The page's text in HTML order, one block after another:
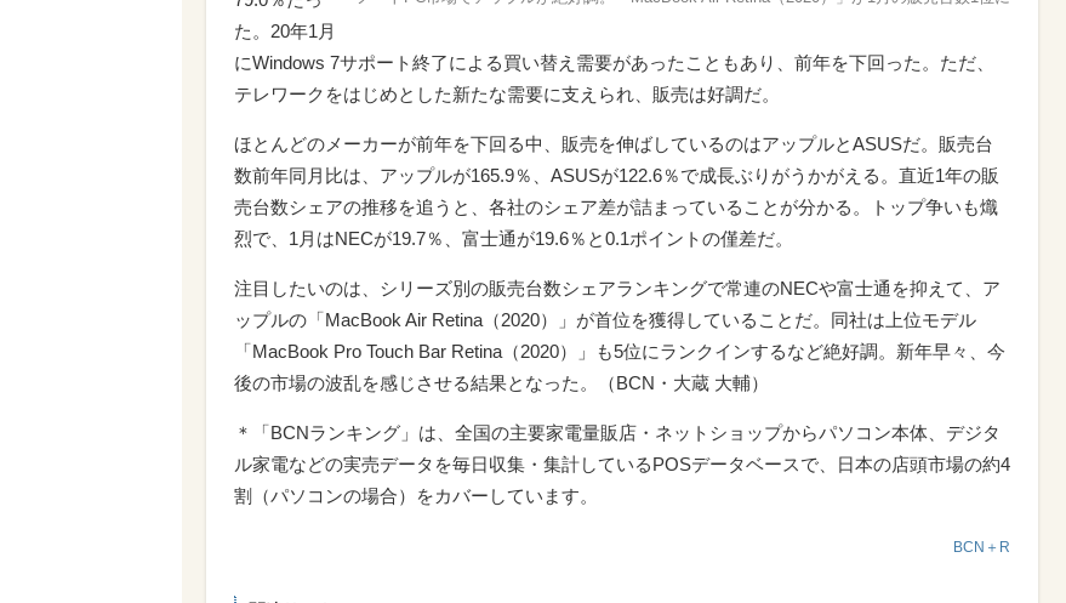
た。20年1月
にWindows 7サポート終了による買い替え需要があったこともあり、前年を下回った。ただ、
テレワークをはじめとした新たな需要に支えられ、販売は好調だ。
ほとんどのメーカーが前年を下回る中、販売を伸ばしているのはアップルとASUSだ。販売台
数前年同月比は、アップルが165.9％、ASUSが122.6％で成長ぶりがうかがえる。直近1年の販
売台数シェアの推移を追うと、各社のシェア差が詰まっていることが分かる。トップ争いも熾
烈で、1月はNECが19.7％、富士通が19.6％と0.1ポイントの僅差だ。
注目したいのは、シリーズ別の販売台数シェアランキングで常連のNECや富士通を抑えて、ア
ップルの「MacBook Air Retina（2020）」が首位を獲得していることだ。同社は上位モデル
「MacBook Pro Touch Bar Retina（2020）」も5位にランクインするなど絶好調。新年早々、今
後の市場の波乱を感じさせる結果となった。（BCN・大蔵 大輔）
＊「BCNランキング」は、全国の主要家電量販店・ネットショップからパソコン本体、デジタ
ル家電などの実売データを毎日収集・集計しているPOSデータベースで、日本の店頭市場の約4
割（パソコンの場合）をカバーしています。
BCN＋R